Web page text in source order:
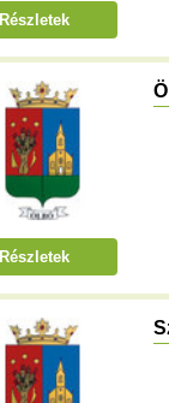
Részletek
Részletek